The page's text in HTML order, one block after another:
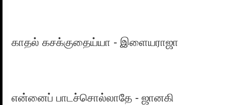
காதல் கசக்குதைய்யா - இளையராஜா
என்னைப் பாடச்சொல்லாதே - ஜானகி